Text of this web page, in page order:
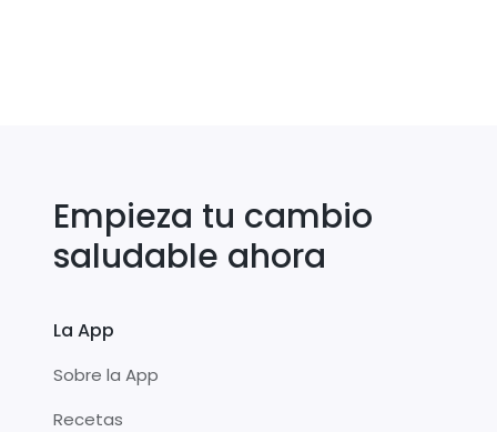
Empieza tu cambio
saludable ahora
La App
Sobre la App
Recetas